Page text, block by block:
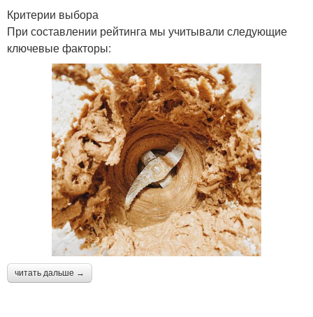
Критерии выбора
При составлении рейтинга мы учитывали следующие
ключевые факторы:
читать дальше →